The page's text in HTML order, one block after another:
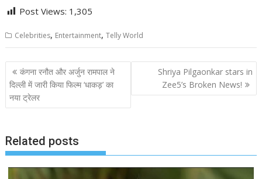
Post Views: 1,305
Celebrities, Entertainment,Telly World
Post
navigation
कंगना रनौत और अर्जुन रामपाल ने
दिल्ली में जारी किया फिल्म ‘धाकड़’ का
नया ट्रेलर
Shriya Pilgaonkar stars in
Zee5’s Broken News!
Related posts